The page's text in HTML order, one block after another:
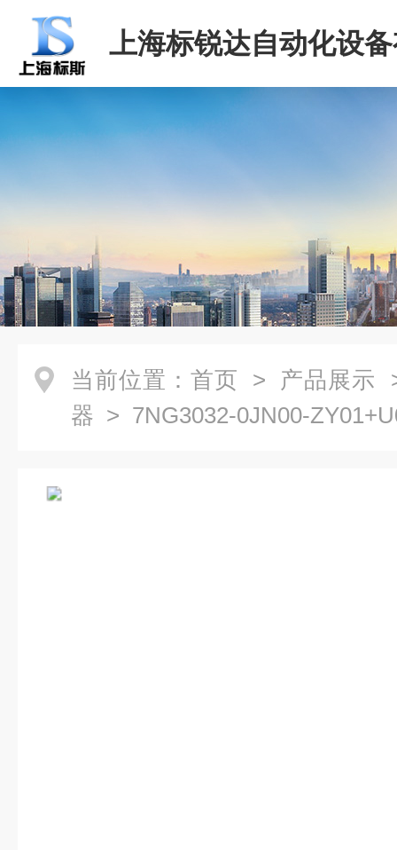
上海标锐达自动化设
司
当前位置： 首页 > 产品展示
器 > 7NG3032-0JN00-